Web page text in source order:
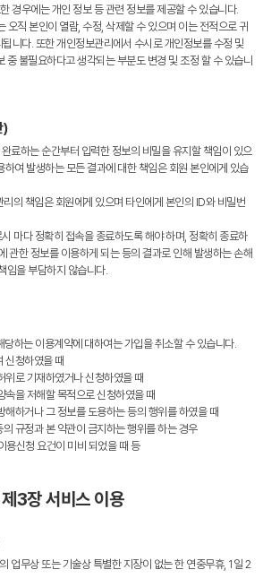
경우에는 개인 정보 등 관련 정보를 제공할 수 있습니다.
직 본인이 열람, 수정, 삭제할 수 있으며 이는 전적으로 귀
니다. 또한 개인정보관리에서 수시로 개인정보를 수정 및
중 불필요하다고 생각되는 부분도 변경 및 조정 할 수 있습니
)
료하는 순간부터 입력한 정보의 비밀을 유지할 책임이 있으
하여 발생하는 모든 결과에 대한 책임은 회원 본인에게 있습
의 책임은 회원에게 있으며 타인에게 본인의 ID와 비밀번
마다 정확히 접속을 종료하도록 해야 하며, 정확히 종료하
관한 정보를 이용하게 되는 등의 결과로 인해 발생하는 손해
임을 부담하지 않습니다.
하는 이용계약에 대하여는 가입을 취소할 수 있습니다.
신청하였을 때
로 기재하였거나 신청하였을 때
을 저해할 목적으로 신청하였을 때
하거나 그 정보를 도용하는 등의 행위를 하였을 때
규정과 본 약관이 금지하는 행위를 하는 경우
신청 요건이 미비 되었을 때 등
제3장 서비스 이용
업무상 또는 기술상 특별한 지장이 없는 한 연중무휴, 1일 2